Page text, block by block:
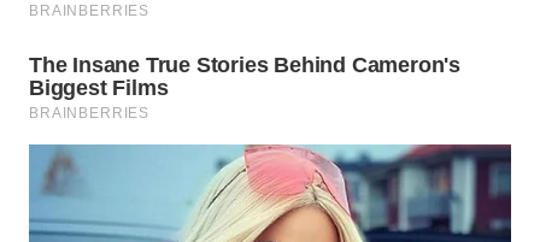
BINJAI
WN
CIREBON
INDRAMAYU